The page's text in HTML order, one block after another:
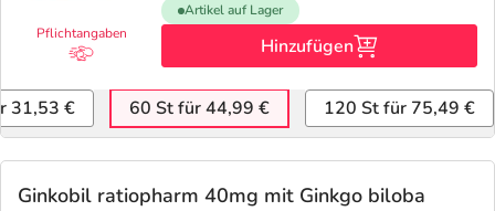
Pflichtangaben
Artikel auf Lager
Hinzufügen
31,53 € 60 St für 44,99 € 120 St für 75,49 €
Ginkobil ratiopharm 40mg mit Ginkgo biloba